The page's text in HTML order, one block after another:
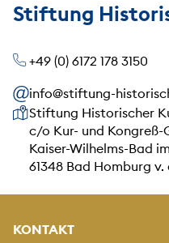
Stiftung
+49 (0) 6172 178 3150
info@stiftung-
Unsere Anschrift
Stiftung Historischer
c/o Kur- und Kongreß-
Kaiser-Wilhelms-Bad
61348 Bad Homburg v.
KONTAKT